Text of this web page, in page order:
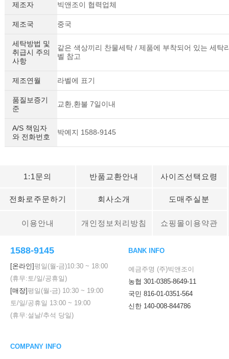
제조자 빅앤조이 협력업체
제조국 중국
세탁방법 및
취급시 주의
사항
같은 색상끼리 찬물세탁 / 제품에 부착되어 있는 세탁
벨 참고
제조연월 라벨에 표기
품질보증기
준
교환,환불 7일이내
A/S 책임자
와 전화번호
박예지 1588-9145
1:1문의 반품교환안내 사이즈선택요령
전화로주문하기 회사소개 도매주실분
이용안내 개인정보처리방침 쇼핑몰이용약관
1588-9145
[온라인] 평일(월-금)10:30 ~ 18:00
(휴무:토/일/공휴일)
[매장] 평일(월-금) 10:30 ~ 19:00
토/일/공휴일 13:00 ~ 19:00
(휴무:설날/추석 당일)
BANK INFO
예금주명 (주)빅앤조이
농협 301-0385-8649-11
국민 816-01-0351-564
신한 140-008-844786
COMPANY INFO